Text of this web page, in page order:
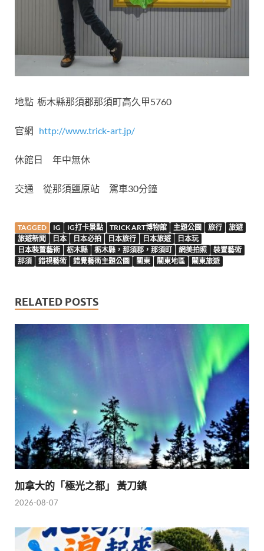
地點 栃木縣那須郡那須町高久甲5760
官網 http://www.trick-art.jp/
休館日 年中無休
交通 從那須鹽原站 駕車30分鐘
TAGGED IG IG打卡景點 TRICK ART博物館 主題公園 旅行
旅遊
旅遊新聞
日本 日本必拍 日本旅行 日本旅遊
日本玩
日本裝置藝術
栃木縣 栃木縣，那須郡，那須町 網美拍照
裝置藝術
那須
錯視藝術 錯覺藝術主題公園 關東 關東地區 關東旅遊
RELATED POSTS
加拿大的「極光之都」 黃刀鎮
2026-08-07